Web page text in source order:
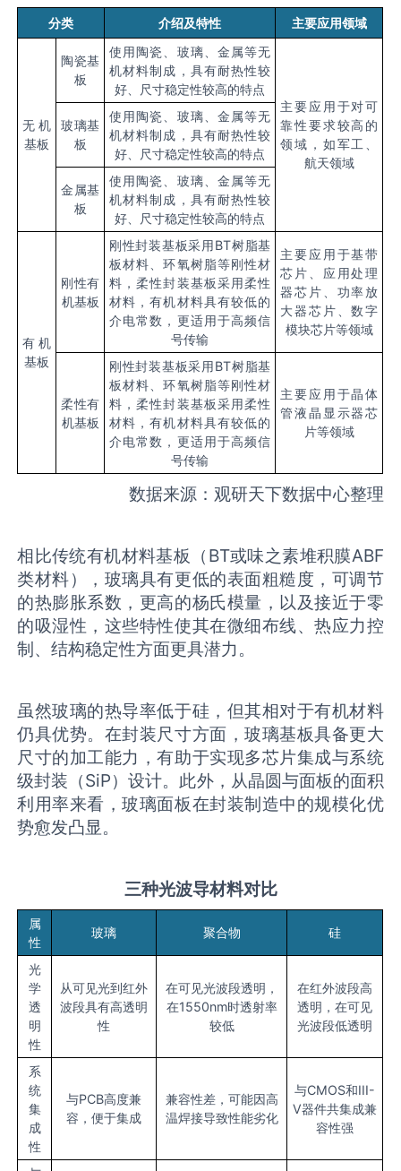
分类 介绍及特性 主要应用领域
无机
基板
陶瓷基
板
使用陶瓷、玻璃、金属等无
机材料制成，具有耐热性较
好、尺寸稳定性较高的特点
主要应用于对可
靠性要求较高的
领域，如军工、
航天领域
玻璃基
板
使用陶瓷、玻璃、金属等无
机材料制成，具有耐热性较
好、尺寸稳定性较高的特点
金属基
板
使用陶瓷、玻璃、金属等无
机材料制成，具有耐热性较
好、尺寸稳定性较高的特点
有机
基板
刚性有
机基板
刚性封装基板采用BT树脂基
板材料、环氧树脂等刚性材
料，柔性封装基板采用柔性
材料，有机材料具有较低的
介电常数，更适用于高频信
号传输
主要应用于基带
芯片、应用处理
器芯片、功率放
大器芯片、数字
模块芯片等领域
柔性有
机基板
刚性封装基板采用BT树脂基
板材料、环氧树脂等刚性材
料，柔性封装基板采用柔性
材料，有机材料具有较低的
介电常数，更适用于高频信
号传输
主要应用于晶体
管液晶显示器芯
片等领域
数据来源：观研天下数据中心整理
相比传统有机材料基板（BT或味之素堆积膜ABF
类材料），玻璃具有更低的表面粗糙度，可调节
的热膨胀系数，更高的杨氏模量，以及接近于零
的吸湿性，这些特性使其在微细布线、热应力控
制、结构稳定性方面更具潜力。
虽然玻璃的热导率低于硅，但其相对于有机材料
仍具优势。在封装尺寸方面，玻璃基板具备更大
尺寸的加工能力，有助于实现多芯片集成与系统
级封装（SiP）设计。此外，从晶圆与面板的面积
利用率来看，玻璃面板在封装制造中的规模化优
势愈发凸显。
三种光波导材料对比
属
性
玻璃 聚合物 硅
光
学
透
明
性
从可见光到红外
波段具有高透明
性
在可见光波段透明，
在1550nm时透射率
较低
在红外波段高
透明，在可见
光波段低透明
系
统
集
成
性
与PCB高度兼
容，便于集成
兼容性差，可能因高
温焊接导致性能劣化
与CMOS和III-
V器件共集成兼
容性强